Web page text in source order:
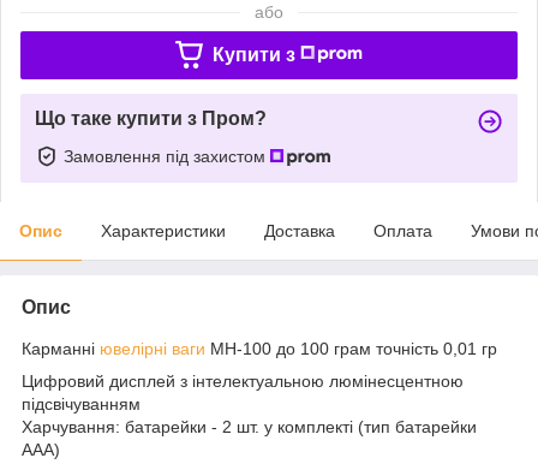
або
Купити з
Що таке купити з Пром?
Замовлення під захистом
Опис Характеристики Доставка Оплата Умови
Опис
Карманні ювелірні ваги MH-100 до 100 грам точність 0,01 гр
Цифровий дисплей з інтелектуальною люмінесцентною
підсвічуванням
Харчування: батарейки - 2 шт. у комплекті (тип батарейки
AAA)